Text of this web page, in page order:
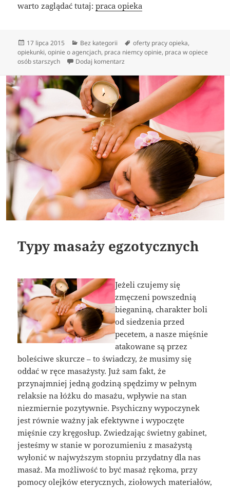
warto zaglądać tutaj:praca opieka
Data
publikacji
17 lipca 2015 Kategorie
Bez kategorii Tagi
oferty pracy opieka,
opiekunki,opinie o agencjach, praca niemcy opinie, praca w opiece
osób starszych
Dodaj komentarz
Typy masaży egzotycznych
Jeżeli czujemy się
zmęczeni powszednią
bieganiną, charakter boli
od siedzenia przed
pecetem, a nasze mięśnie
atakowane są przez
boleściwe skurcze – to świadczy, że musimy się
oddać w ręce masażysty. Już sam fakt, że
przynajmniej jedną godziną spędzimy w pełnym
relaksie na łóżku do masażu, wpływie na stan
niezmiernie pozytywnie. Psychiczny wypoczynek
jest równie ważny jak efektywne i wypoczęte
mięśnie czy kręgosłup. Zwiedzając świetny gabinet,
jesteśmy w stanie w porozumieniu z masażystą
wyłonić w najwyższym stopniu przydatny dla nas
masaż. Ma możliwość to być masaż rękoma, przy
pomocy olejków eterycznych, ziołowych materiałów,